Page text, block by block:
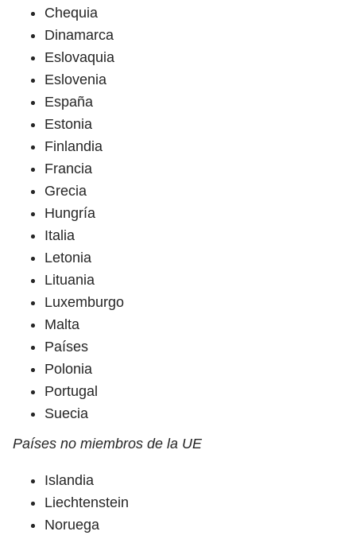
Chequia
Dinamarca
Eslovaquia
Eslovenia
España
Estonia
Finlandia
Francia
Grecia
Hungría
Italia
Letonia
Lituania
Luxemburgo
Malta
Países
Polonia
Portugal
Suecia
Países no miembros de la UE
Islandia
Liechtenstein
Noruega